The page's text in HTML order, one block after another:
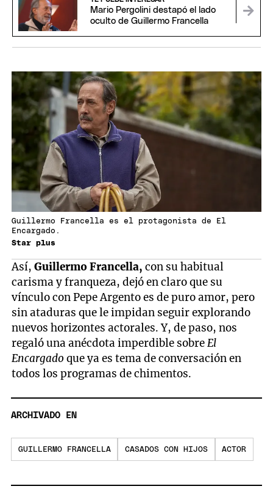
Mario Pergolini destapó el lado
oculto de Guillermo Francella
Guillermo Francella es el protagonista de El
Encargado.
Star plus
Así,Guillermo Francella, con su habitual
carisma y franqueza, dejó en claro que su
vínculo con Pepe Argento es de puro amor, pero
sin ataduras que le impidan seguir explorando
nuevos horizontes actorales. Y, de paso, nos
regaló una anécdota imperdible sobreEl
Encargadoque ya es tema de conversación en
todos los programas de chimentos.
ARCHIVADO EN
GUILLERMO FRANCELLA CASADOS CON HIJOS ACTOR